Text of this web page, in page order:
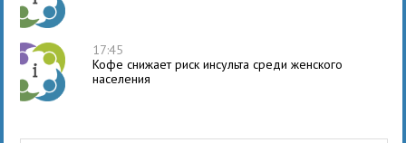
17:45
Кофе снижает риск инсульта среди женского
населения